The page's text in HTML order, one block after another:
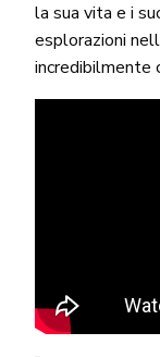
la sua vita e i
esplorazioni
incredibilmente